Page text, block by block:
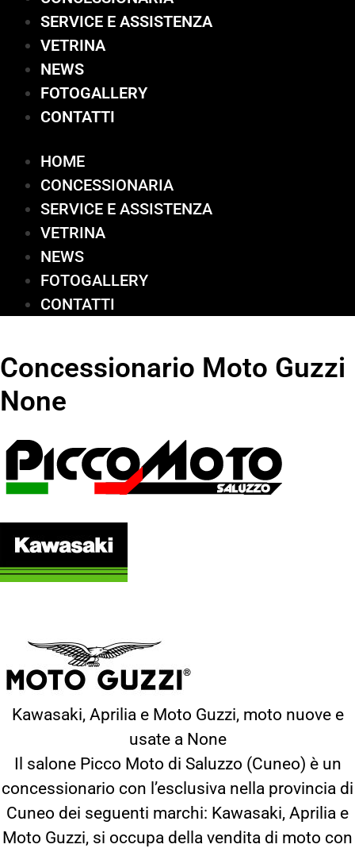
SERVICE E ASSISTENZA
VETRINA
NEWS
FOTOGALLERY
CONTATTI
HOME
CONCESSIONARIA
SERVICE E ASSISTENZA
VETRINA
NEWS
FOTOGALLERY
CONTATTI
Concessionario Moto Guzzi
None
Kawasaki, Aprilia e Moto Guzzi, moto nuove e
usate a None
Il salone Picco Moto di Saluzzo (Cuneo) è un
concessionario con l’esclusiva nella provincia di
Cuneo dei seguenti marchi: Kawasaki, Aprilia e
Moto Guzzi, si occupa della vendita di moto con